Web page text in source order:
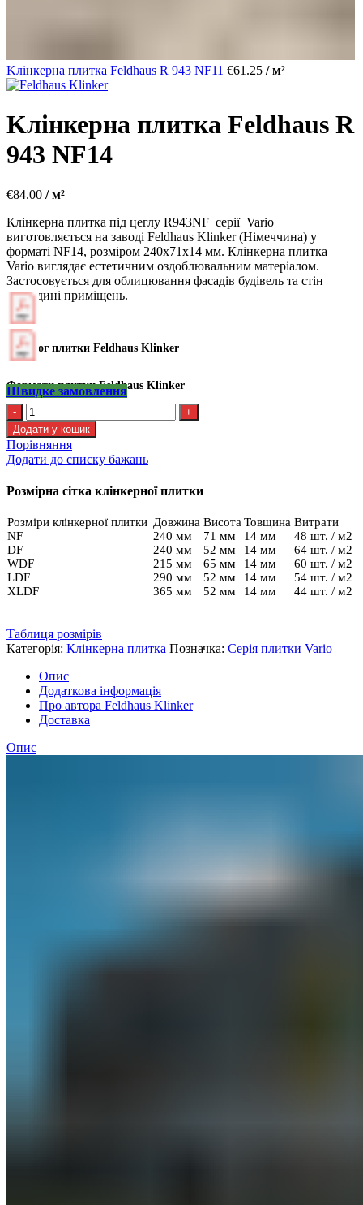
Kлінкерна плитка Feldhaus R 943 NF11 €61.25 / м²
Kлінкерна плитка Feldhaus R
943 NF14
€84.00 / м²
Клінкерна плитка під цеглу R943NF серії Vario
виготовляється на заводі Feldhaus Klinker (Німеччина) у
форматі NF14, розміром 240х71х14 мм. Клінкерна плитка
Vario виглядає естетичним оздоблювальним матеріалом.
Застосовується для облицювання фасадів будівель та стін
усередині приміщень.
Каталог плитки Feldhaus Klinker
Формати плитки Feldhaus Klinker
Швидке замовлення
Kлінкерна
плитка
Feldhaus
R
943
NF14
кількість
Додати у кошик
Порівняння
Додати до списку бажань
Розмірна сітка клінкерної плитки
Розміри клінкерної плитки Довжина ВисотаТовщина Витрати
NF
240 мм 71 мм 14 мм
48 шт. / м2
DF
240 мм 52 мм 14 мм
64 шт. / м2
WDF
215 мм 65 мм 14 мм
60 шт. / м2
LDF
290 мм 52 мм 14 мм
54 шт. / м2
XLDF
365 мм 52 мм 14 мм 44 шт. / м2
Таблиця розмірів
Категорія: Клінкерна плитка Позначка: Серія плитки Vario
Опис
Додаткова інформація
Про автора Feldhaus Klinker
Доставка
Опис